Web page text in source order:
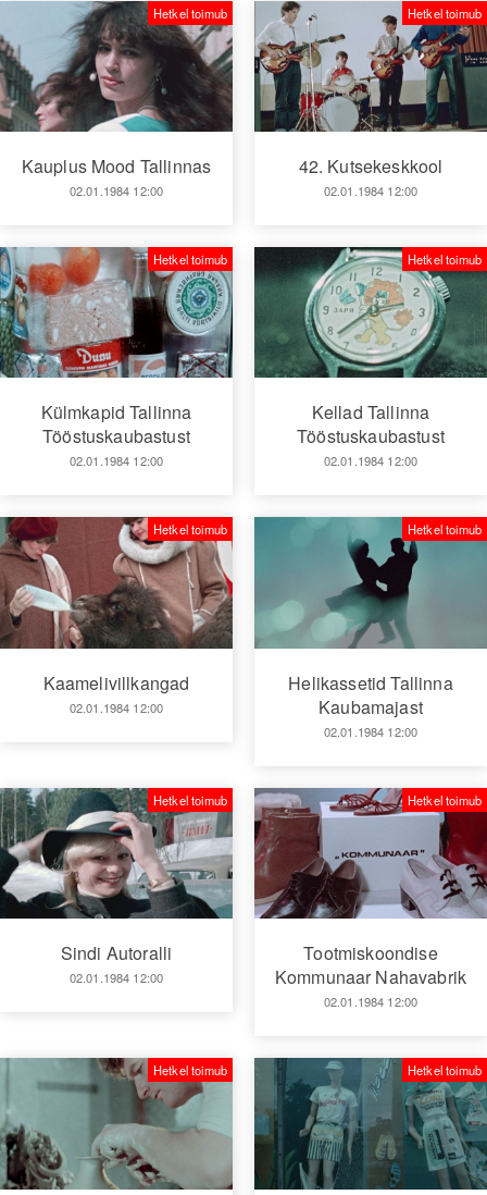
Kauplus Mood Tallinnas
02.01.1984 12:00
Hetkel toimub
42. Kutsekeskkool
02.01.1984 12:00
Hetkel toimub
Külmkapid Tallinna
Tööstuskaubastust
02.01.1984 12:00
Hetkel toimub
Kellad Tallinna
Tööstuskaubastust
02.01.1984 12:00
Hetkel toimub
Kaamelivillkangad
02.01.1984 12:00
Hetkel toimub
Helikassetid Tallinna
Kaubamajast
02.01.1984 12:00
Hetkel toimub
Sindi Autoralli
02.01.1984 12:00
Hetkel toimub
Tootmiskoondise
Kommunaar Nahavabrik
02.01.1984 12:00
Hetkel toimub
Hetkel toimub Hetkel toimub